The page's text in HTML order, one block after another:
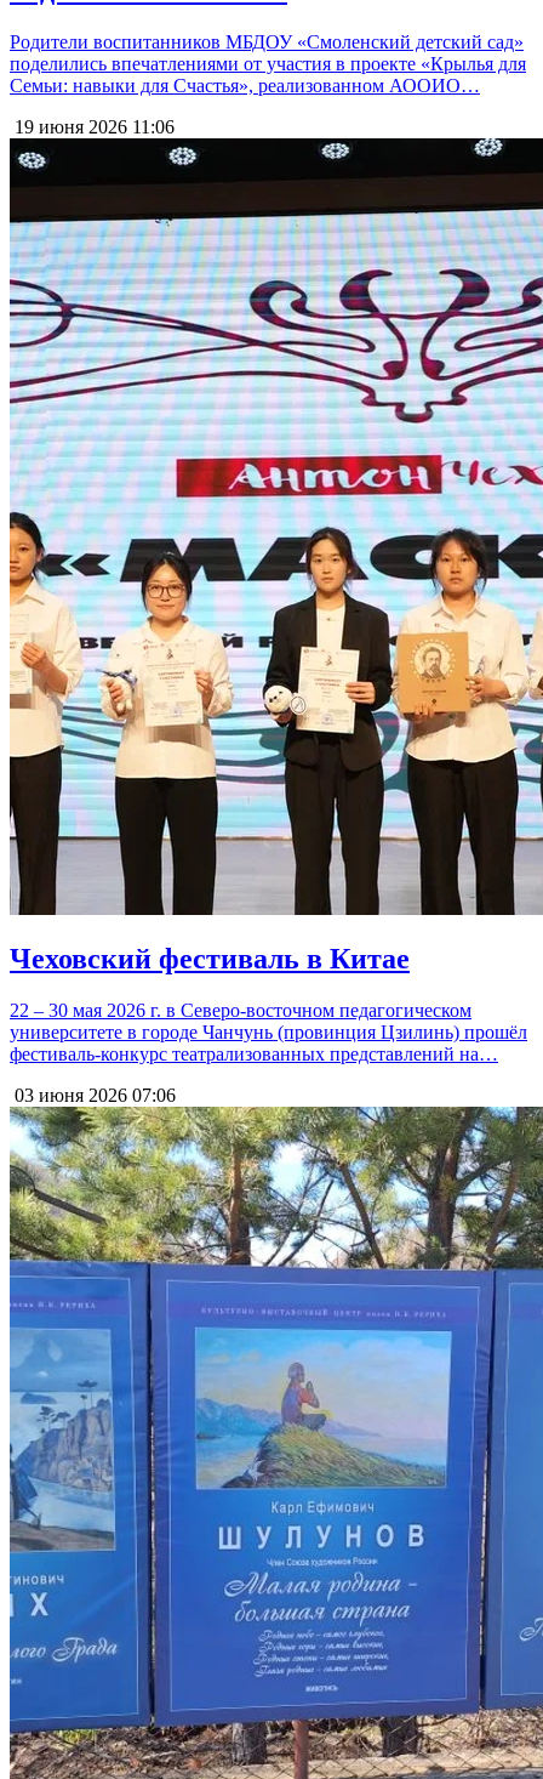
Родители воспитанников МБДОУ «Смоленский детский сад»
поделились впечатлениями от участия в проекте «Крылья для
Семьи: навыки для Счастья», реализованном АООИО…
19 июня 2026 11:06
Чеховский фестиваль в Китае
22 – 30 мая 2026 г. в Северо-восточном педагогическом
университете в городе Чанчунь (провинция Цзилинь) прошёл
фестиваль-конкурс театрализованных представлений на…
03 июня 2026 07:06